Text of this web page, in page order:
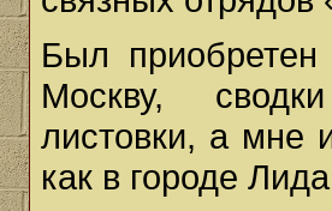
Был
Москву,
листовки, а мне
как в городе